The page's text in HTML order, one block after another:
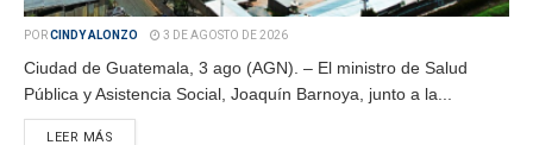
PORCINDY ALONZO 3 DE AGOSTO DE 2026
Ciudad de Guatemala, 3 ago (AGN). – El ministro de Salud
Pública y Asistencia Social, Joaquín Barnoya, junto a la...
LEER MÁS